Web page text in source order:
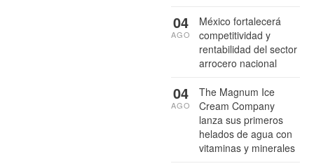
México fortalecerá
competitividad y
rentabilidad del sector
arrocero nacional
04
AGO
The Magnum Ice
Cream Company
lanza sus primeros
helados de agua con
vitaminas y minerales
04
AGO